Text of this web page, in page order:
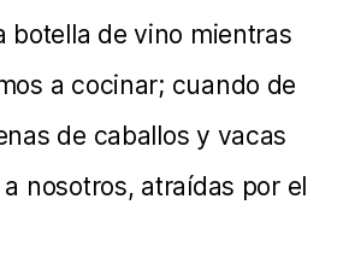
botella de vino mientras
a cocinar; cuando de
de caballos y vacas
nosotros, atraídas por el